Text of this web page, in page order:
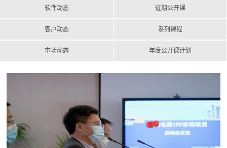
软件动态 近期公开课
客户动态 系列课程
市场动态 年度公开课计划